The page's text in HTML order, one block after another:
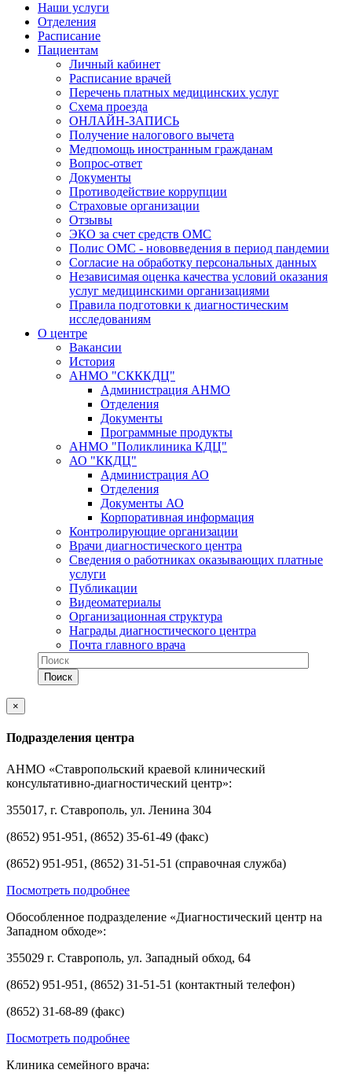
Наши услуги
Отделения
Расписание
Пациентам
Личный кабинет
Расписание врачей
Перечень платных медицинских услуг
Схема проезда
ОНЛАЙН-ЗАПИСЬ
Получение налогового вычета
Медпомощь иностранным гражданам
Вопрос-ответ
Документы
Противодействие коррупции
Страховые организации
Отзывы
ЭКО за счет средств ОМС
Полис ОМС - нововведения в период пандемии
Согласие на обработку персональных данных
Независимая оценка качества условий оказания
услуг медицинскими организациями
Правила подготовки к диагностическим
исследованиям
О центре
Вакансии
История
АНМО "СКККДЦ"
Администрация АНМО
Отделения
Документы
Программные продукты
АНМО "Поликлиника КДЦ"
АО "ККДЦ"
Администрация АО
Отделения
Документы АО
Корпоративная информация
Контролирующие организации
Врачи диагностического центра
Сведения о работниках оказывающих платные
услуги
Публикации
Видеоматериалы
Организационная структура
Награды диагностического центра
Почта главного врача
×
Подразделения центра
АНМО «Ставропольский краевой клинический
консультативно-диагностический центр»:
355017, г. Ставрополь, ул. Ленина 304
(8652) 951-951, (8652) 35-61-49 (факс)
(8652) 951-951, (8652) 31-51-51 (справочная служба)
Посмотреть подробнее
Обособленное подразделение «Диагностический центр на
Западном обходе»:
355029 г. Ставрополь, ул. Западный обход, 64
(8652) 951-951, (8652) 31-51-51 (контактный телефон)
(8652) 31-68-89 (факс)
Посмотреть подробнее
Клиника семейного врача: